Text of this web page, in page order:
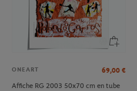
ONEART 69,00 €
Affiche RG 2003 50x70 cm en tube